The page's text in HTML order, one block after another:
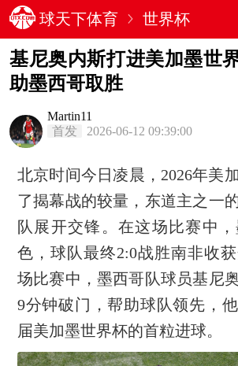
球天下体育 世界杯
基尼奥内斯打进美加墨世
助墨西哥取胜
Martin11
首发
2026-06-12 09:39:00
北京时间今日凌晨，2026年美
了揭幕战的较量，东道主之一
队展开交锋。在这场比赛中
色，球队最终2:0战胜南非收
场比赛中，墨西哥队球员基尼
9分钟破门，帮助球队领先，
届美加墨世界杯的首粒进球。